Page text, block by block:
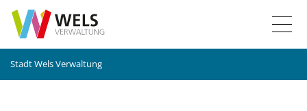
Z
r
S
t
Z
r
H
a
Z
m
I
n
Z
r
S
u
T
o
g
Stadt Wels Verwaltung